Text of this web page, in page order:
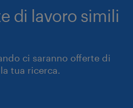
di lavoro simili
ci saranno offerte di
tua ricerca.